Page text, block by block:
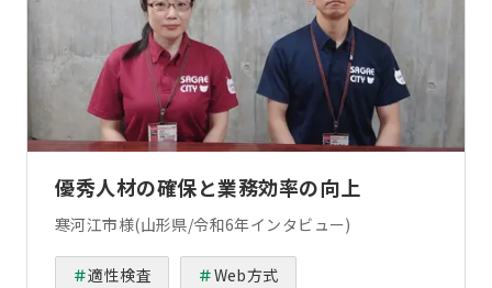
優秀人材の確保と業務効率の向上
寒河江市様(山形県/令和6年インタビュー)
適性検査 Web方式